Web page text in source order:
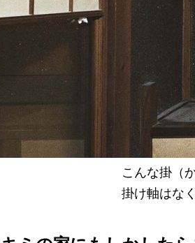
こんな掛（
掛け軸はな